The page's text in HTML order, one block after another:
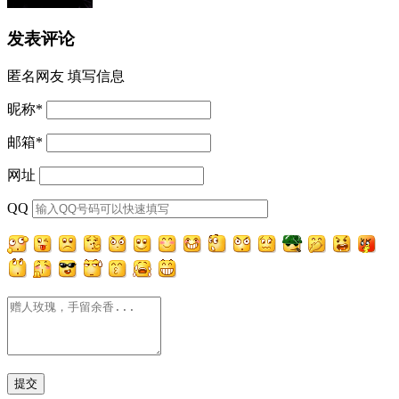
发表评论
匿名网友 填写信息
昵称*
邮箱*
网址
QQ